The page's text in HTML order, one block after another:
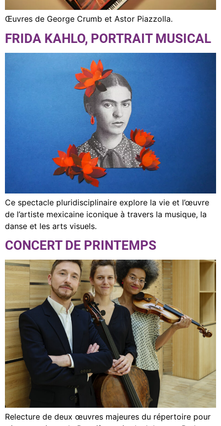
Œuvres de George Crumb et Astor Piazzolla.
FRIDA KAHLO, PORTRAIT MUSICAL
Ce spectacle pluridisciplinaire explore la vie et l’œuvre
de l’artiste mexicaine iconique à travers la musique, la
danse et les arts visuels.
CONCERT DE PRINTEMPS
Relecture de deux œuvres majeures du répertoire pour